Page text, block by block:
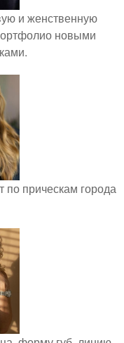
и женственную
новыми
по прическам города